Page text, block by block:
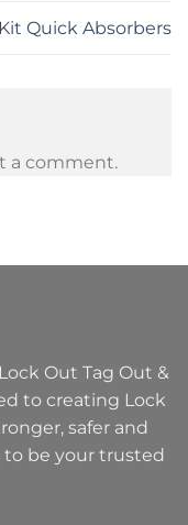
Quick Absorbers
a comment.
Out Tag Out &
to creating Lock
safer and
to be your trusted